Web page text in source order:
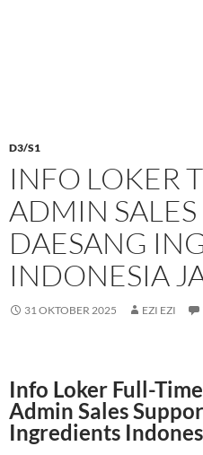
D3/S1
INFO LOKER
ADMIN
DAESANG
INDONESIA
31 OKTOBER 2025 EZI EZI
Info Loker Full-
Admin Sales
Ingredients